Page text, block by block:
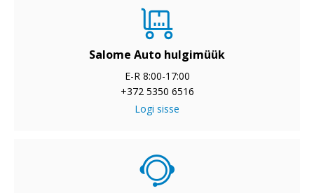
Salome Auto hulgimüük
E-R 8:00-17:00
+372 5350 6516
Logi sisse